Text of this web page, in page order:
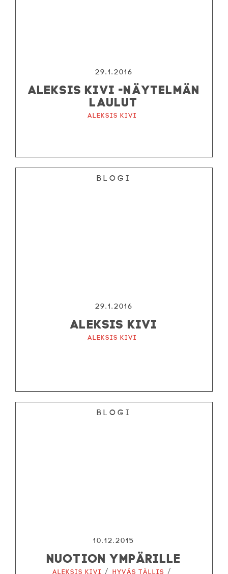
29.1.2016
ALEKSIS KIVI -NÄYTELMÄN
LAULUT
Aleksis Kivi
Blogi
29.1.2016
ALEKSIS KIVI
Aleksis Kivi
Blogi
10.12.2015
NUOTION YMPÄRILLE
Aleksis Kivi /Hyväs tällis /